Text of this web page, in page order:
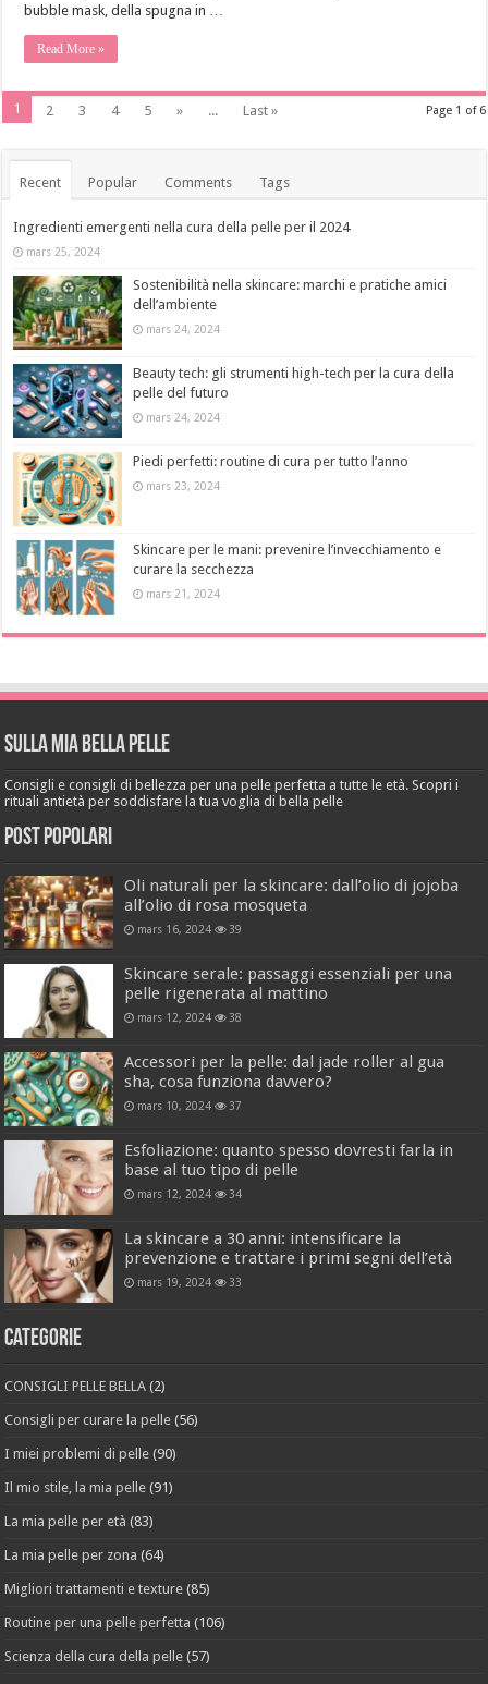
bubble mask, della spugna in …
Read More »
Page 1 of 6
1 2 3 4 5 » ... Last »
Recent Popular Comments Tags
Ingredienti emergenti nella cura della pelle per il 2024
mars 25, 2024
Sostenibilità nella skincare: marchi e pratiche amici
dell’ambiente
mars 24, 2024
Beauty tech: gli strumenti high-tech per la cura della
pelle del futuro
mars 24, 2024
Piedi perfetti: routine di cura per tutto l’anno
mars 23, 2024
Skincare per le mani: prevenire l’invecchiamento e
curare la secchezza
mars 21, 2024
Sulla mia bella pelle
Consigli e consigli di bellezza per una pelle perfetta a tutte le età. Scopri i
rituali antietà per soddisfare la tua voglia di bella pelle
Post popolari
Oli naturali per la skincare: dall’olio di jojoba
all’olio di rosa mosqueta
mars 16, 2024 39
Skincare serale: passaggi essenziali per una
pelle rigenerata al mattino
mars 12, 2024 38
Accessori per la pelle: dal jade roller al gua
sha, cosa funziona davvero?
mars 10, 2024 37
Esfoliazione: quanto spesso dovresti farla in
base al tuo tipo di pelle
mars 12, 2024 34
La skincare a 30 anni: intensificare la
prevenzione e trattare i primi segni dell’età
mars 19, 2024 33
Categorie
CONSIGLI PELLE BELLA (2)
Consigli per curare la pelle (56)
I miei problemi di pelle (90)
Il mio stile, la mia pelle (91)
La mia pelle per età (83)
La mia pelle per zona (64)
Migliori trattamenti e texture (85)
Routine per una pelle perfetta (106)
Scienza della cura della pelle (57)